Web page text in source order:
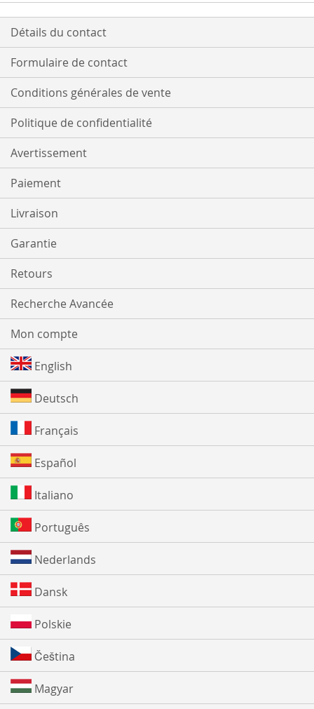
D’ENVIE
D’ENVIE
Détails du contact
Formulaire de contact
Conditions générales de vente
Politique de confidentialité
Avertissement
Paiement
Livraison
Garantie
Retours
Recherche Avancée
Mon compte
English
Deutsch
Français
Español
Italiano
Português
Nederlands
Dansk
Polskie
Čeština
Magyar